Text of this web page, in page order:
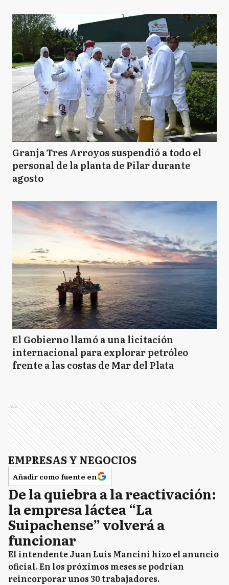
Granja Tres Arroyos suspendió a todo el
personal de la planta de Pilar durante
agosto
El Gobierno llamó a una licitación
internacional para explorar petróleo
frente a las costas de Mar del Plata
Ads
EMPRESAS Y NEGOCIOS
Añadir como fuente en
De la quiebra a la reactivación:
la empresa láctea “La
Suipachense” volverá a
funcionar
El intendente Juan Luis Mancini hizo el anuncio
oficial. En los próximos meses se podrían
reincorporar unos 30 trabajadores.